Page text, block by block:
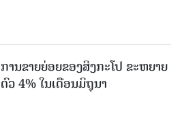
ການຂາຍຍ່ອຍຂອງສິງກະໂປ ຂະຫຍາຍ
ຕົວ 4% ໃນເດືອນມິຖຸນາ